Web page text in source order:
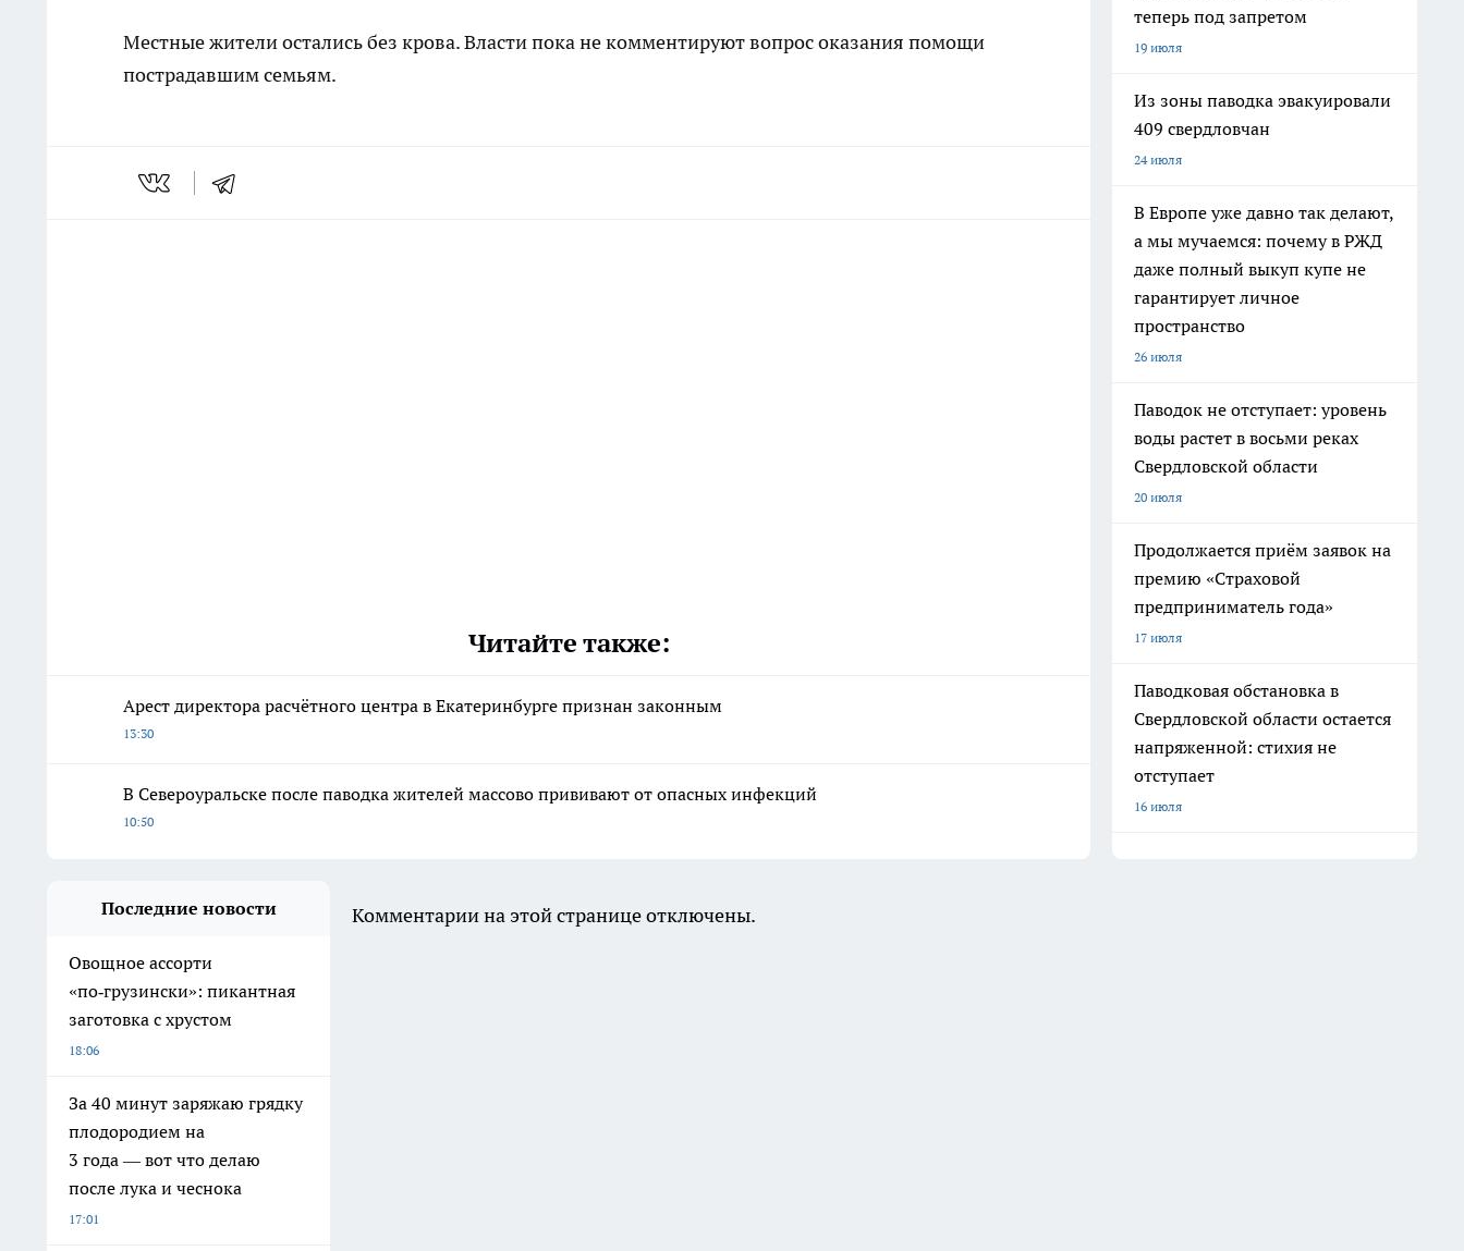
Местные жители остались без крова. Власти пока не комментируют вопрос оказания помощи
пострадавшим семьям.
Читайте также:
Арест директора расчётного центра в Екатеринбурге признан законным
13:30
В Североуральске после паводка жителей массово прививают от опасных инфекций
10:50
теперь под запретом
19 июля
Из зоны паводка эвакуировали
409 свердловчан
24 июля
В Европе уже давно так делают,
а мы мучаемся: почему в РЖД
даже полный выкуп купе не
гарантирует личное
пространство
26 июля
Паводок не отступает: уровень
воды растет в восьми реках
Свердловской области
20 июля
Продолжается приём заявок на
премию «Страховой
предприниматель года»
17 июля
Паводковая обстановка в
Свердловской области остается
напряженной: стихия не
отступает
16 июля
Последние новости
Овощное ассорти
«по‑грузински»: пикантная
заготовка с хрустом
18:06
За 40 минут заряжаю грядку
плодородием на
3 года — вот что делаю
после лука и чеснока
17:01
Комментарии на этой странице отключены.